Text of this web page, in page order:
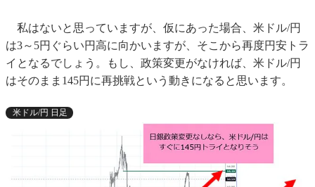
私はないと思っていますが、仮にあった場合、米ドル/円
は3～5円ぐらい円高に向かいますが、そこから再度円安トラ
イとなるでしょう。もし、政策変更がなければ、米ドル/円
はそのまま145円に再挑戦という動きになると思います。
米ドル/円 日足